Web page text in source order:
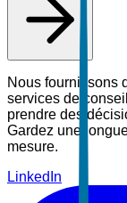
Nous fournissons
services de
prendre des
Gardez une
mesure.
LinkedIn